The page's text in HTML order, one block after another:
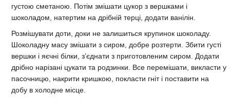
густою сметаною. Потім змішати цукор з вершками і
шоколадом, натертим на дрібній терці, додати ванілін.
Розмішувати доти, доки не залишиться крупинок шоколаду.
Шоколадну масу змішати з сиром, добре розтерти. Збити густі
вершки і яєчні білки, з’єднати з приготовленим сиром. Додати
дрібно нарізані цукати та родзинки. Все перемішати, викласти у
пасочницю, накрити кришкою, покласти гніт і поставити на
добу в холодне місце.